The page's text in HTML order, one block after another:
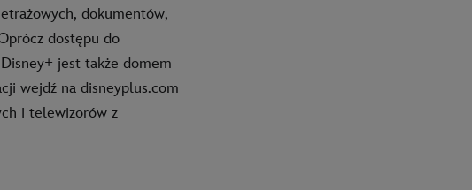
dokumentów,
dostępu do
jest także domem
wejdź na disneyplus.com
i telewizorów z